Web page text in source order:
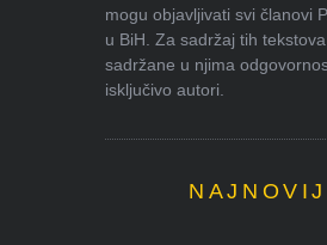
mogu objavljivati svi članovi
u BiH. Za sadržaj tih
sadržane u njima
isključivo autori.